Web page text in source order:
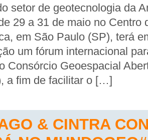
setor de geotecnologia da
29 a 31 de maio no Centro
em São Paulo (SP), terá
um fórum internacional
Consórcio Geoespacial
a fim de facilitar o […]
& CINTRA